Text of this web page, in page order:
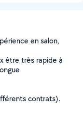
en salon,
être très rapide à
contrats).